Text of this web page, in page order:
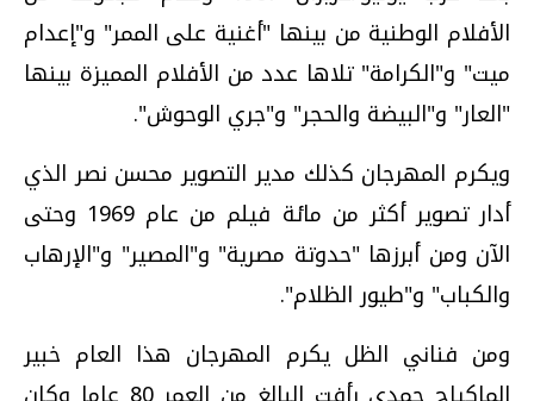
الأفلام الوطنية من بينها "أغنية على الممر" و"إعدام
ميت" و"الكرامة" تلاها عدد من الأفلام المميزة بينها
"العار" و"البيضة والحجر" و"جري الوحوش".
ويكرم المهرجان كذلك مدير التصوير محسن نصر الذي
أدار تصوير أكثر من مائة فيلم من عام 1969 وحتى
الآن ومن أبرزها "حدوتة مصرية" و"المصير" و"الإرهاب
والكباب" و"طيور الظلام".
ومن فناني الظل يكرم المهرجان هذا العام خبير